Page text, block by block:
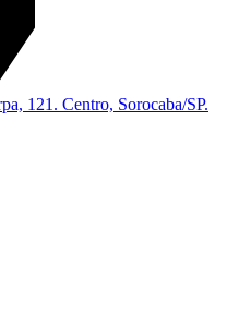
121. Centro, Sorocaba/SP.